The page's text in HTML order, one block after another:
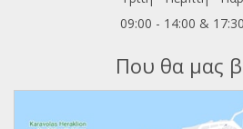
09:00 - 14:00 &
Που θα μας